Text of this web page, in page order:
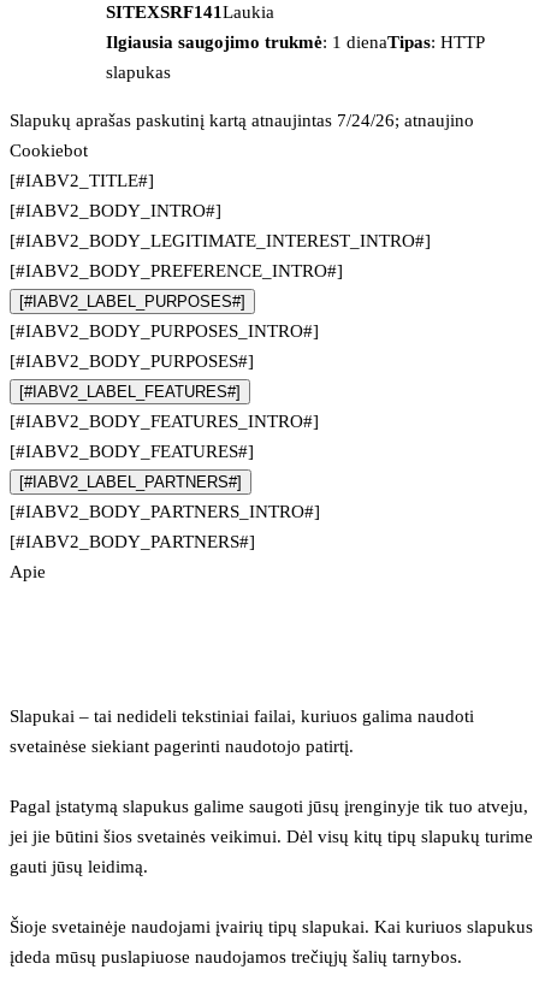
SITEXSRF141Laukia
Ilgiausia saugojimo trukmė: 1 dienaTipas: HTTP
slapukas
Slapukų aprašas paskutinį kartą atnaujintas 7/24/26; atnaujino
Cookiebot
[#IABV2_TITLE#]
[#IABV2_BODY_INTRO#]
[#IABV2_BODY_LEGITIMATE_INTEREST_INTRO#]
[#IABV2_BODY_PREFERENCE_INTRO#]
[#IABV2_LABEL_PURPOSES#]
[#IABV2_BODY_PURPOSES_INTRO#]
[#IABV2_BODY_PURPOSES#]
[#IABV2_LABEL_FEATURES#]
[#IABV2_BODY_FEATURES_INTRO#]
[#IABV2_BODY_FEATURES#]
[#IABV2_LABEL_PARTNERS#]
[#IABV2_BODY_PARTNERS_INTRO#]
[#IABV2_BODY_PARTNERS#]
Apie
Slapukai – tai nedideli tekstiniai failai, kuriuos galima naudoti
svetainėse siekiant pagerinti naudotojo patirtį.
Pagal įstatymą slapukus galime saugoti jūsų įrenginyje tik tuo atveju,
jei jie būtini šios svetainės veikimui. Dėl visų kitų tipų slapukų turime
gauti jūsų leidimą.
Šioje svetainėje naudojami įvairių tipų slapukai. Kai kuriuos slapukus
įdeda mūsų puslapiuose naudojamos trečiųjų šalių tarnybos.